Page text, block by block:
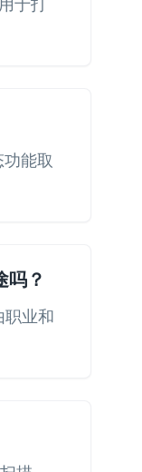
能取
吗？
职业和